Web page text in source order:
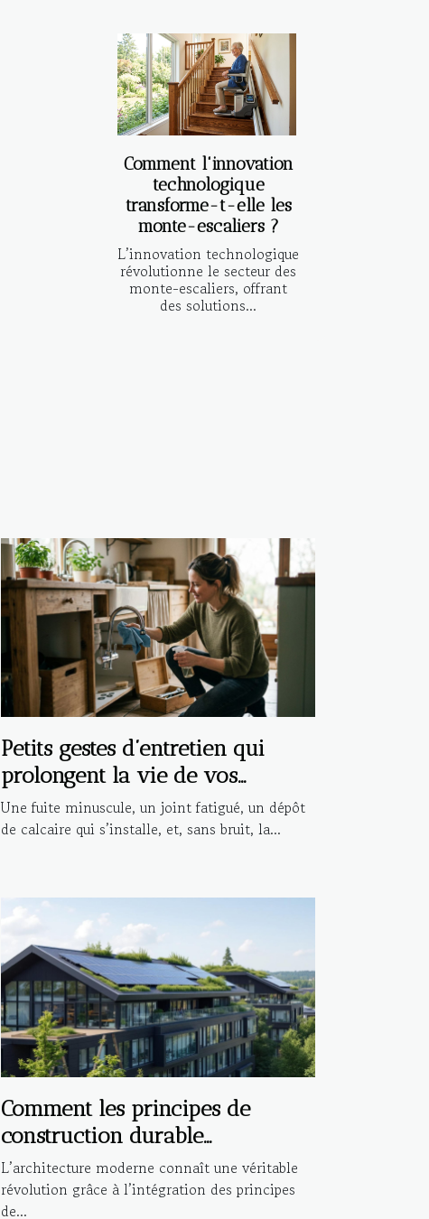
Comment l'innovation
technologique
transforme-t-elle les
monte-escaliers ?
L’innovation technologique
révolutionne le secteur des
monte-escaliers, offrant
des solutions...
Petits gestes d’entretien qui
prolongent la vie de vos
installations
Une fuite minuscule, un joint fatigué, un dépôt
de calcaire qui s’installe, et, sans bruit, la...
Comment les principes de
construction durable
influencent-ils l'architecture
moderne ?
L’architecture moderne connaît une véritable
révolution grâce à l’intégration des principes
de...